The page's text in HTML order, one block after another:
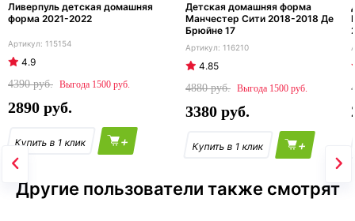
Ливерпуль детская домашняя
форма 2021-2022
115154
4.9
4390
1500
2890
+
Детская домашняя форма
Манчестер Сити 2018-2018 Де
Брюйне 17
116210
4.85
4880
1500
3380
+
Другие пользователи также смотрят